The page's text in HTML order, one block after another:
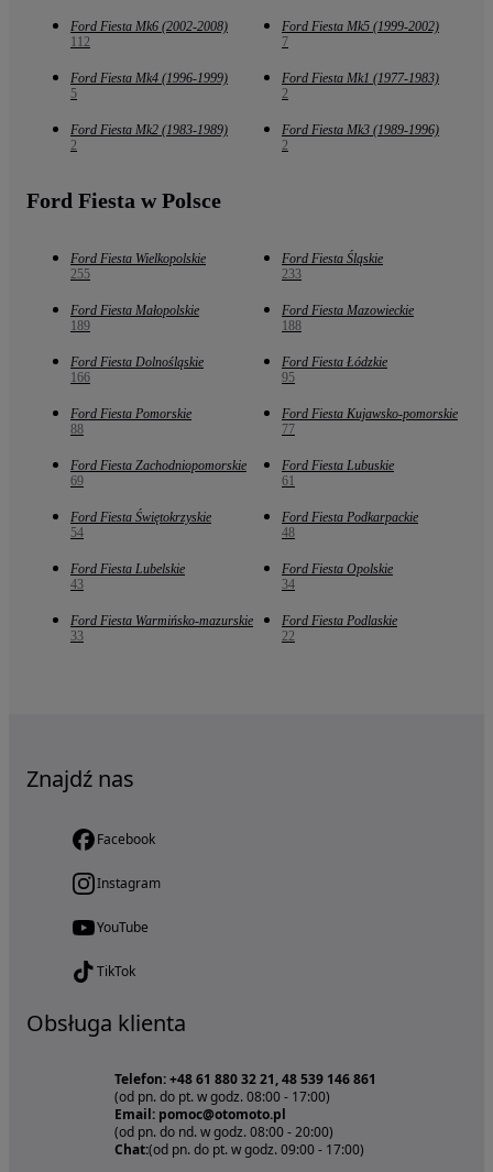
Ford Fiesta Mk6 (2002-2008)
112
Ford Fiesta Mk5 (1999-2002)
7
Ford Fiesta Mk4 (1996-1999)
5
Ford Fiesta Mk1 (1977-1983)
2
Ford Fiesta Mk2 (1983-1989)
2
Ford Fiesta Mk3 (1989-1996)
2
Ford Fiesta w Polsce
Ford Fiesta Wielkopolskie
255
Ford Fiesta Śląskie
233
Ford Fiesta Małopolskie
189
Ford Fiesta Mazowieckie
188
Ford Fiesta Dolnośląskie
166
Ford Fiesta Łódzkie
95
Ford Fiesta Pomorskie
88
Ford Fiesta Kujawsko-pomorskie
77
Ford Fiesta Zachodniopomorskie
69
Ford Fiesta Lubuskie
61
Ford Fiesta Świętokrzyskie
54
Ford Fiesta Podkarpackie
48
Ford Fiesta Lubelskie
43
Ford Fiesta Opolskie
34
Ford Fiesta Warmińsko-mazurskie
33
Ford Fiesta Podlaskie
22
Znajdź nas
Facebook
Instagram
YouTube
TikTok
Obsługa klienta
Telefon: +48 61 880 32 21, 48 539 146 861
(od pn. do pt. w godz. 08:00 - 17:00)
Email: pomoc@otomoto.pl
(od pn. do nd. w godz. 08:00 - 20:00)
Chat:(od pn. do pt. w godz. 09:00 - 17:00)